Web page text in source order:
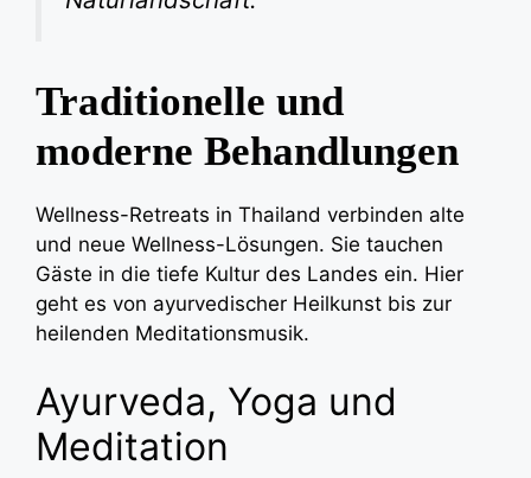
Traditionelle und
moderne Behandlungen
Wellness-Retreats in Thailand verbinden alte
und neue Wellness-Lösungen. Sie tauchen
Gäste in die tiefe Kultur des Landes ein. Hier
geht es von ayurvedischer Heilkunst bis zur
heilenden Meditationsmusik.
Ayurveda, Yoga und
Meditation